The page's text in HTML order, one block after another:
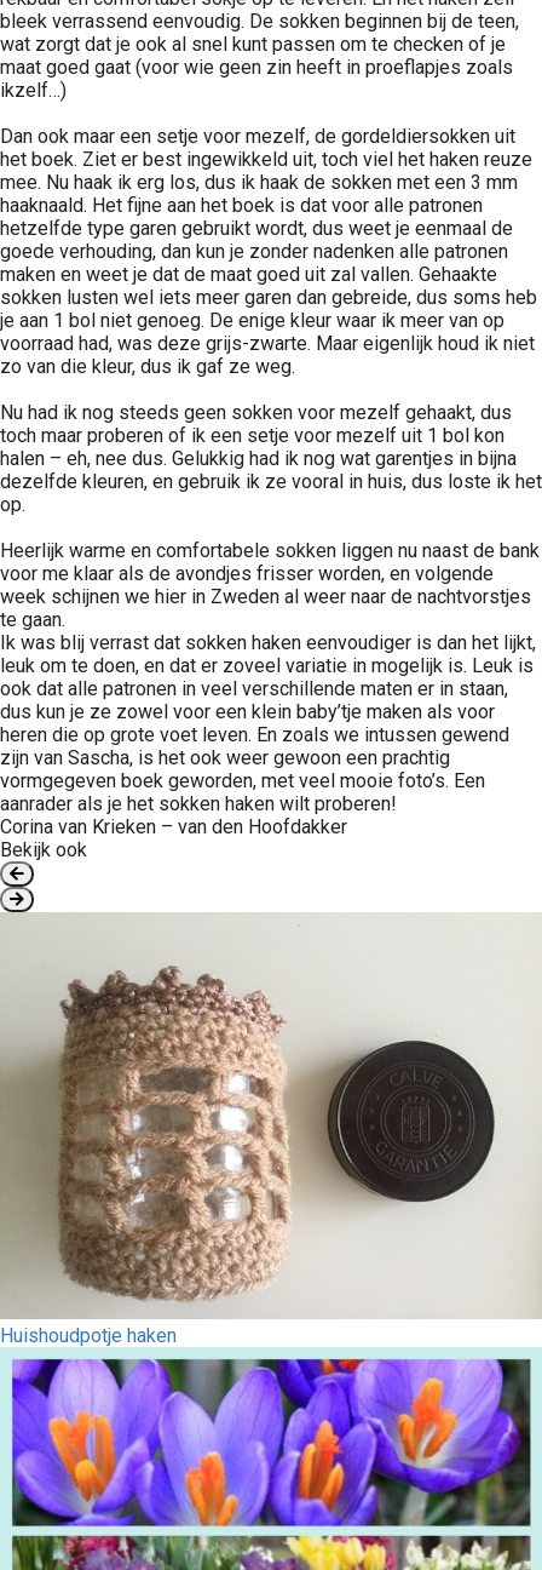
bleek verrassend eenvoudig. De sokken beginnen bij de teen,
wat zorgt dat je ook al snel kunt passen om te checken of je
maat goed gaat (voor wie geen zin heeft in proeflapjes zoals
ikzelf…)
Dan ook maar een setje voor mezelf, de gordeldiersokken uit
het boek. Ziet er best ingewikkeld uit, toch viel het haken reuze
mee. Nu haak ik erg los, dus ik haak de sokken met een 3 mm
haaknaald. Het fijne aan het boek is dat voor alle patronen
hetzelfde type garen gebruikt wordt, dus weet je eenmaal de
goede verhouding, dan kun je zonder nadenken alle patronen
maken en weet je dat de maat goed uit zal vallen. Gehaakte
sokken lusten wel iets meer garen dan gebreide, dus soms heb
je aan 1 bol niet genoeg. De enige kleur waar ik meer van op
voorraad had, was deze grijs-zwarte. Maar eigenlijk houd ik niet
zo van die kleur, dus ik gaf ze weg.
Nu had ik nog steeds geen sokken voor mezelf gehaakt, dus
toch maar proberen of ik een setje voor mezelf uit 1 bol kon
halen – eh, nee dus. Gelukkig had ik nog wat garentjes in bijna
dezelfde kleuren, en gebruik ik ze vooral in huis, dus loste ik het
op.
Heerlijk warme en comfortabele sokken liggen nu naast de bank
voor me klaar als de avondjes frisser worden, en volgende
week schijnen we hier in Zweden al weer naar de nachtvorstjes
te gaan.
Ik was blij verrast dat sokken haken eenvoudiger is dan het lijkt,
leuk om te doen, en dat er zoveel variatie in mogelijk is. Leuk is
ook dat alle patronen in veel verschillende maten er in staan,
dus kun je ze zowel voor een klein baby’tje maken als voor
heren die op grote voet leven. En zoals we intussen gewend
zijn van Sascha, is het ook weer gewoon een prachtig
vormgegeven boek geworden, met veel mooie foto’s. Een
aanrader als je het sokken haken wilt proberen!
Corina van Krieken – van den Hoofdakker
Bekijk ook
Huishoudpotje haken